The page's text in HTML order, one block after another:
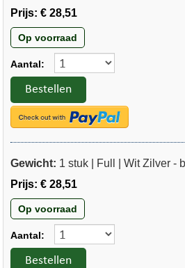
Prijs: € 28,51
Op voorraad
Aantal:
Bestellen
Gewicht: 1 stuk | Full | Wit Zilver -
Prijs: € 28,51
Op voorraad
Aantal:
Bestellen